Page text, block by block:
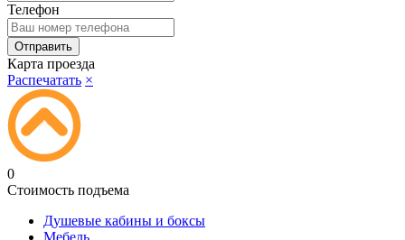
Телефон
Карта проезда
Распечатать ×
0
Стоимость подъема
Душевые кабины и боксы
Мебель